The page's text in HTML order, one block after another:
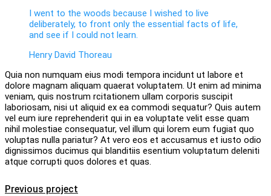
I went to the woods because I wished to live
deliberately, to front only the essential facts of life,
and see if I could not learn.
Henry David Thoreau
Quia non numquam eius modi tempora incidunt ut labore et
dolore magnam aliquam quaerat voluptatem. Ut enim ad minima
veniam, quis nostrum rcitationem ullam corporis suscipit
laboriosam, nisi ut aliquid ex ea commodi sequatur? Quis autem
vel eum iure reprehenderit qui in ea voluptate velit esse quam
nihil molestiae consequatur, vel illum qui lorem eum fugiat quo
voluptas nulla pariatur? At vero eos et accusamus et iusto odio
dignissimos ducimus qui blanditiis esentium voluptatum deleniti
atque corrupti quos dolores et quas.
Previous project